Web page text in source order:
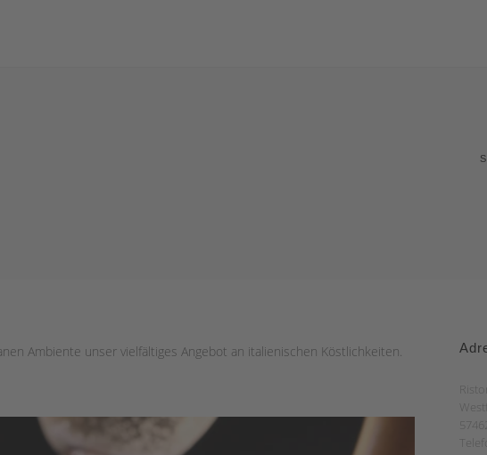
Ambiente unser vielfältiges Angebot an italienischen Köstlichkeiten.